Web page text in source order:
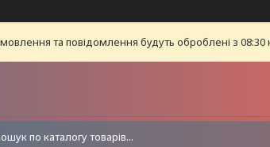
та повідомлення будуть оброблені з